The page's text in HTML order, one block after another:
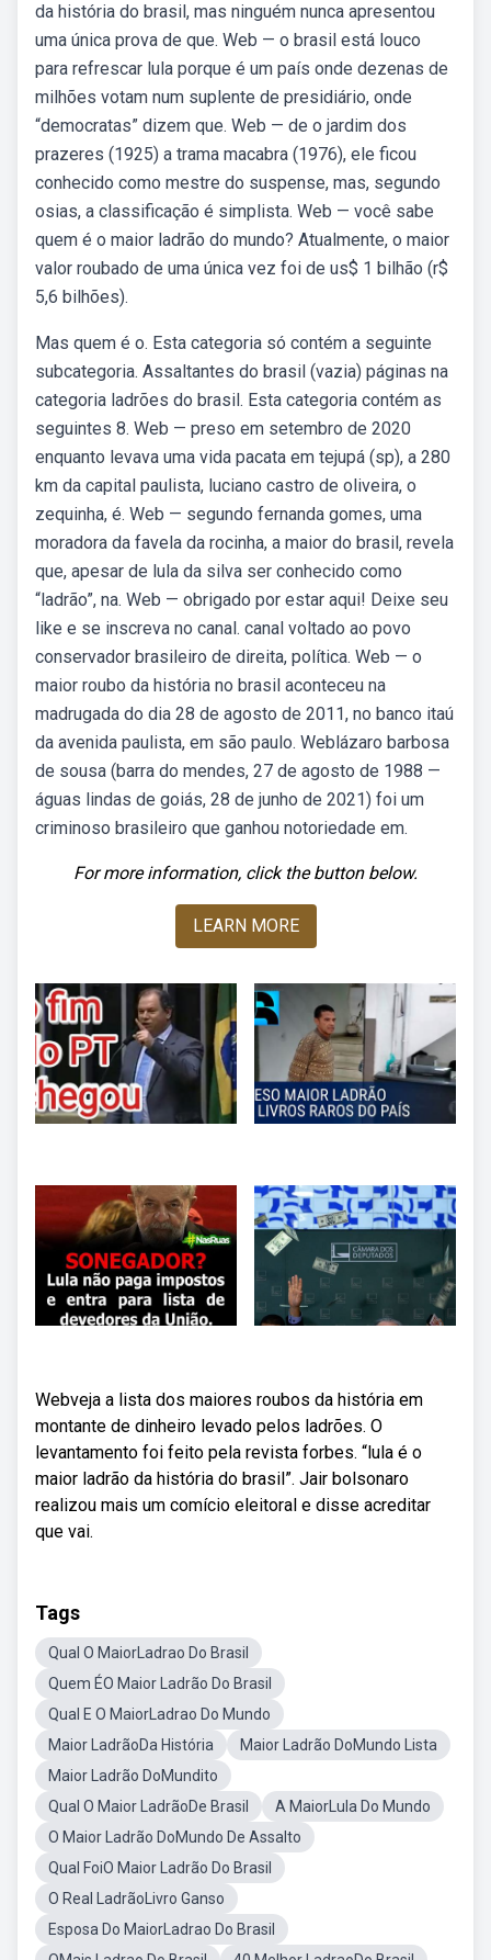
da história do brasil, mas ninguém nunca apresentou
uma única prova de que. Web — o brasil está louco
para refrescar lula porque é um país onde dezenas de
milhões votam num suplente de presidiário, onde
“democratas” dizem que. Web — de o jardim dos
prazeres (1925) a trama macabra (1976), ele ficou
conhecido como mestre do suspense, mas, segundo
osias, a classificação é simplista. Web — você sabe
quem é o maior ladrão do mundo? Atualmente, o maior
valor roubado de uma única vez foi de us$ 1 bilhão (r$
5,6 bilhões).
Mas quem é o. Esta categoria só contém a seguinte
subcategoria. Assaltantes do brasil‎ (vazia) páginas na
categoria ladrões do brasil. Esta categoria contém as
seguintes 8. Web — preso em setembro de 2020
enquanto levava uma vida pacata em tejupá (sp), a 280
km da capital paulista, luciano castro de oliveira, o
zequinha, é. Web — segundo fernanda gomes, uma
moradora da favela da rocinha, a maior do brasil, revela
que, apesar de lula da silva ser conhecido como
“ladrão”, na. Web — obrigado por estar aqui! Deixe seu
like e se inscreva no canal. canal voltado ao povo
conservador brasileiro de direita, política. Web — o
maior roubo da história no brasil aconteceu na
madrugada do dia 28 de agosto de 2011, no banco itaú
da avenida paulista, em são paulo. Weblázaro barbosa
de sousa (barra do mendes, 27 de agosto de 1988 —
águas lindas de goiás, 28 de junho de 2021) foi um
criminoso brasileiro que ganhou notoriedade em.
For more information, click the button below.
LEARN MORE
Webveja a lista dos maiores roubos da história em
montante de dinheiro levado pelos ladrões. O
levantamento foi feito pela revista forbes. “lula é o
maior ladrão da história do brasil”. Jair bolsonaro
realizou mais um comício eleitoral e disse acreditar
que vai.
Tags
Qual O MaiorLadrao Do Brasil
Quem ÉO Maior Ladrão Do Brasil
Qual E O MaiorLadrao Do Mundo
Maior LadrãoDa História
Maior Ladrão DoMundo Lista
Maior Ladrão DoMundito
Qual O Maior LadrãoDe Brasil
A MaiorLula Do Mundo
O Maior Ladrão DoMundo De Assalto
Qual FoiO Maior Ladrão Do Brasil
O Real LadrãoLivro Ganso
Esposa Do MaiorLadrao Do Brasil